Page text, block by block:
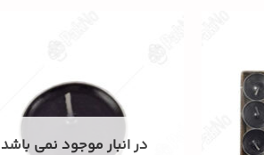
در انبار موجود نمی باشد